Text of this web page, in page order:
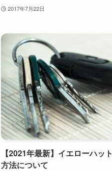
2017年7月22日
【2021年最新】イエローハッ
方法について